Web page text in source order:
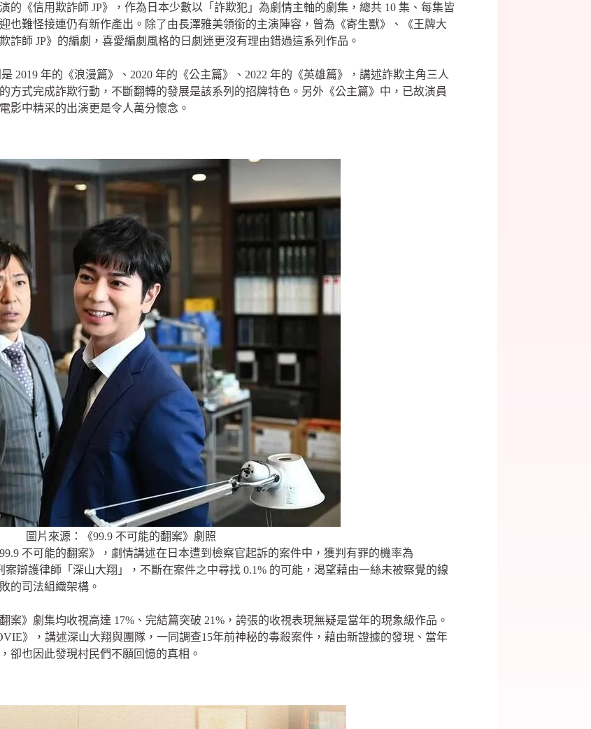
的《信用欺詐師 JP》，作為日本少數以「詐欺犯」為劇情主軸的劇集，總共 10 集、每集皆
也難怪接連仍有新作產出。除了由長澤雅美領銜的主演陣容，曾為《寄生獸》、《王牌大
詐師 JP》的編劇，喜愛編劇風格的日劇迷更沒有理由錯過這系列作品。
2019 年的《浪漫篇》、2020 年的《公主篇》、2022 年的《英雄篇》，講述詐欺主角三人
方式完成詐欺行動，不斷翻轉的發展是該系列的招牌特色。另外《公主篇》中，已故演員
影中精采的出演更是令人萬分懷念。
圖片來源： 《99.9 不可能的翻案》 劇照
不可能的翻案》，劇情講述在日本遭到檢察官起訴的案件中，獲判有罪的機率為
辯護律師「深山大翔」，不斷在案件之中尋找 0.1% 的可能，渴望藉由一絲未被察覺的線
的司法組織架構。
案》劇集均收視高達 17%、完結篇突破 21%，誇張的收視表現無疑是當年的現象級作品。
》，講述深山大翔與團隊，一同調查15年前神秘的毒殺案件，藉由新證據的發現、當年
卻也因此發現村民們不願回憶的真相。